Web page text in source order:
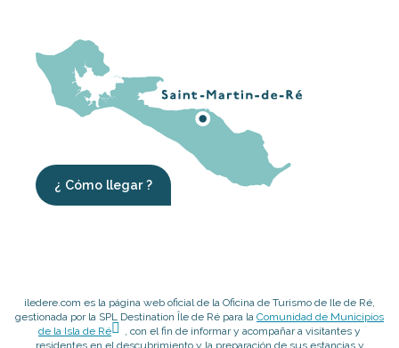
¿ Cómo llegar ?
iledere.com es la página web oficial de la Oficina de Turismo de Ile de Ré,
gestionada por la SPL Destination Île de Ré para la Comunidad de Municipios
de la Isla de Ré
, con el fin de informar y acompañar a visitantes y